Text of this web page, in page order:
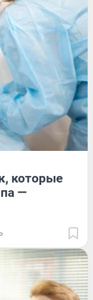
которые
—